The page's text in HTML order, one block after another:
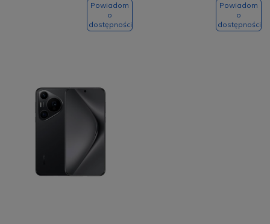
Powiadom
o
dostępności
Powiadom
o
dostępności